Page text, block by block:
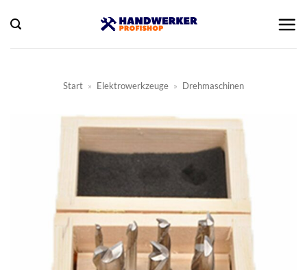
Inhalt
springen
Start » Elektrowerkzeuge » Drehmaschinen